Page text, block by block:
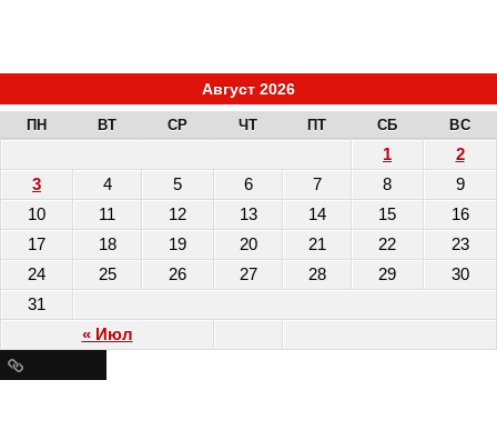
Август 2026
ПН ВТ СР ЧТ ПТ СБ ВС
« Июл
1
2
3
4 5 6 7 8
9
10
11 12 13 14 15
16
17
18 19 20 21 22
23
24
25 26 27 28 29
30
31